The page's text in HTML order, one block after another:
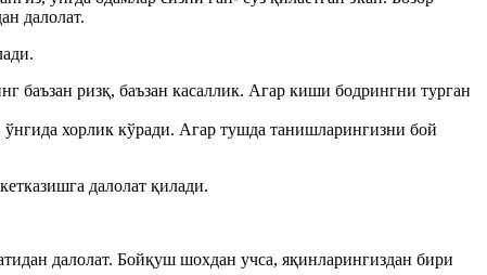
далолат.
баъзан ризқ, баъзан касаллик. Агар киши бодрингни турган
хорлик кўради. Агар тушда танишларингизни бой
далолат қилади.
далолат. Бойқуш шохдан учса, яқинларингиздан бири